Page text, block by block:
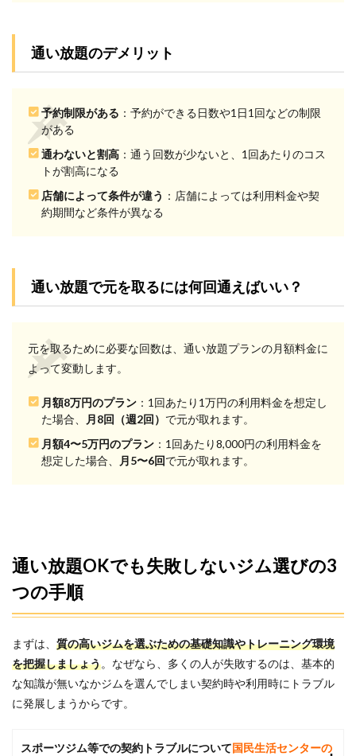
約は
取り
確認
する
2.3
手順
分に
あっ
を選
自分
なら
ち？
通い
放題
と都
度払
いの
題で
るパ
ーソ
ジム
の総
額比
較
（総
額安
通い放題のデメリット
予約制限がある ：予約ができる日数や1日1回などの制限
がある
通わないと割高 ：通う回数が少ないと、1回あたりのコス
トが割高になる
店舗によって条件が違う ：店舗によっては利用料金や契
約期間など条件が異なる
通い放題で元を取るには何回通えばいい？
元を取るために必要な回数は、通い放題プランの月額料金に
よって変動します。
月額8万円のプラン ：1回あたり1万円の利用料金を想定し
た場合、
月8回（週2回） で元が取れます。
月額4〜5万円のプラン ：1回あたり8,000円の利用料金を
想定した場合、
月5〜6回で元が取れます。
通い放題OKでも失敗しないジム選びの3
つの手順
まずは、 質の高いジムを選ぶための基礎知識やトレーニング環境
を把握しましょう。なぜなら、多くの人が失敗するのは、基本的
な知識が無いなかジムを選んでしまい契約時や利用時にトラブル
に発展しまうからです。
スポーツジム等での契約トラブルについて国民生活センターの